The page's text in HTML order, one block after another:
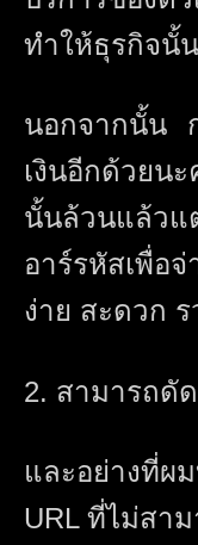
ทำให้ธุรกิจนั้
นอกจากนั้น ก
เงินอีกด้วยน
นั้นล้วนแล้ว
อาร์รหัสเพื่อ
ง่าย สะดวก
2. สามารถดั
และอย่างที่ผ
URL ที่ไม่สา